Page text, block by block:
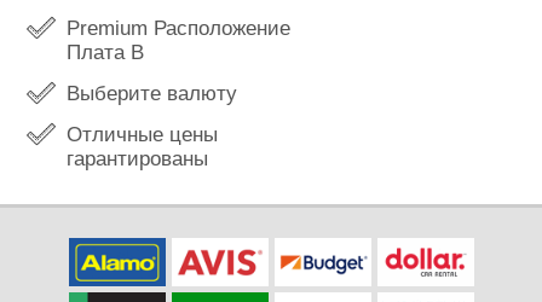
Premium Расположение
Плата В
Выберите валюту
Отличные цены
гарантированы